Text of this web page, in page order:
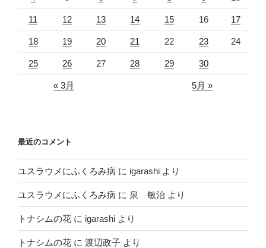
11 12 13 14 15 16 17
18 19 20 21 22 23 24
25 26 27 28 29 30
« 3月 5月 »
最近のコメント
ユスラウメにふくろみ病 に igarashi より
ユスラウメにふくろみ病 に 泉 敏治 より
トナシムの花 に igarashi より
トナシムの花 に 渡辺政子 より